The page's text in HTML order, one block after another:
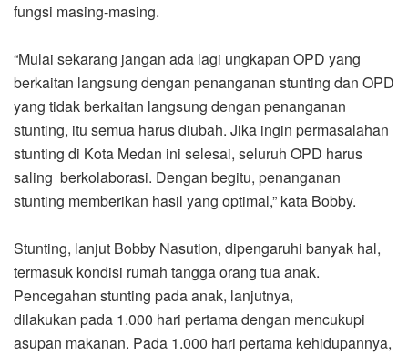
fungsi masing-masing.
“Mulai sekarang jangan ada lagi ungkapan OPD yang
berkaitan langsung dengan penanganan stunting dan OPD
yang tidak berkaitan langsung dengan penanganan
stunting, itu semua harus diubah. Jika ingin permasalahan
stunting di Kota Medan ini selesai, seluruh OPD harus
saling berkolaborasi. Dengan begitu, penanganan
stunting memberikan hasil yang optimal,” kata Bobby.
Stunting, lanjut Bobby Nasution, dipengaruhi banyak hal,
termasuk kondisi rumah tangga orang tua anak.
Pencegahan stunting pada anak, lanjutnya,
dilakukan pada 1.000 hari pertama dengan mencukupi
asupan makanan. Pada 1.000 hari pertama kehidupannya,